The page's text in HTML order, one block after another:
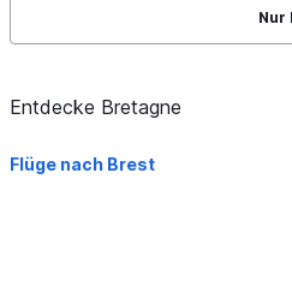
Nur
Entdecke Bretagne
Flüge nach Brest